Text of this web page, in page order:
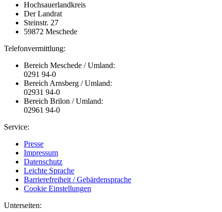
Hochsauerlandkreis
Der Landrat
Steinstr. 27
59872 Meschede
Telefonvermittlung:
Bereich Meschede / Umland:
0291 94-0
Bereich Arnsberg / Umland:
02931 94-0
Bereich Brilon / Umland:
02961 94-0
Service:
Presse
Impressum
Datenschutz
Leichte Sprache
Barrierefreiheit / Gebärdensprache
Cookie Einstellungen
Unterseiten: